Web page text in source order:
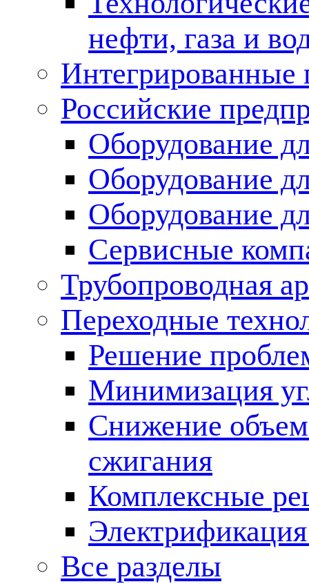
нефти, газа и
Российские
Оборудование
Оборудование
Оборудование
Сервисные
Трубопроводная
Переходные
Решение
Минимизация
Снижение
сжигания
Комплексные
Все разделы